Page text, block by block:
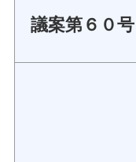
議案第６０号